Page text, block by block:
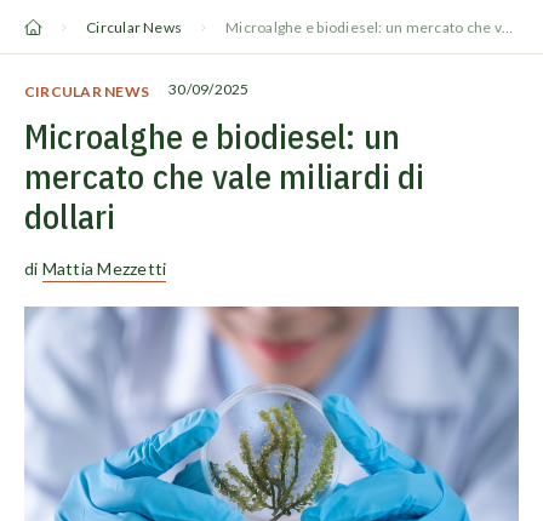
Circular News Microalghe e biodiesel: un mercato che vale miliardi di dollari
CIRCULAR NEWS 30/09/2025
Microalghe e biodiesel: un
mercato che vale miliardi di
dollari
di Mattia Mezzetti